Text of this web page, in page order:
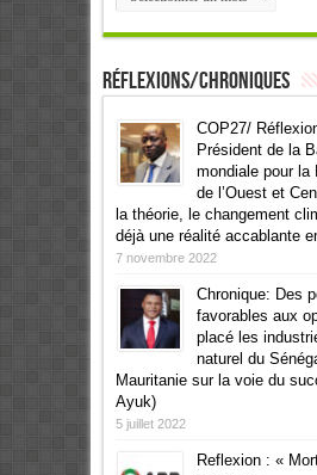
Réflexions/Chroniques
COP27/
Président de la
mondiale pour la
de l’Ouest et
la théorie, le changement
déjà une réalité accablante
7 novembre 2022
Chronique: Des
favorables aux
placé les
naturel du
Mauritanie sur la voie du
Ayuk)
5 juillet 2022
Reflexion : «